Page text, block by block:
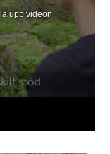
upp videon